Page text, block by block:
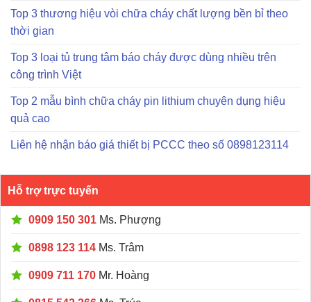
Top 3 thương hiệu vòi chữa cháy chất lượng bền bỉ theo
thời gian
Top 3 loại tủ trung tâm báo cháy được dùng nhiều trên
công trình Việt
Top 2 mẫu bình chữa cháy pin lithium chuyên dụng hiệu
quả cao
Liên hệ nhận báo giá thiết bị PCCC theo số 0898123114
Hỗ trợ trực tuyến
0909 150 301 Ms. Phượng
0898 123 114 Ms. Trâm
0909 711 170 Mr. Hoàng